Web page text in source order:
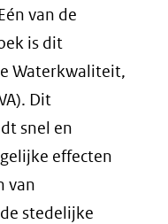
van de
is dit
Waterkwaliteit,
Dit
snel en
effecten
van
stedelijke